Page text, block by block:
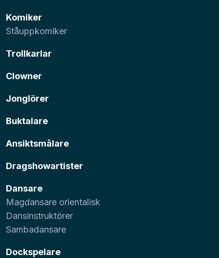
Komiker
Ståuppkomiker
Trollkarlar
Clowner
Jonglörer
Buktalare
Ansiktsmålare
Dragshowartister
Dansare
Magdansare orientalisk
Dansinstruktörer
Sambadansare
Dockspelare